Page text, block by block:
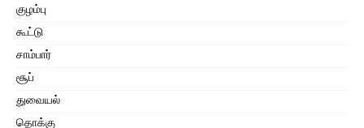
குழம்பு
கூட்டு
சாம்பார்
சூப்
துவையல்
தொக்கு